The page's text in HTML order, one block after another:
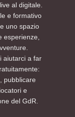
al digitale.
e formativo
uno spazio
esperienze,
aiutarci a far
pubblicare
e
del GdR.